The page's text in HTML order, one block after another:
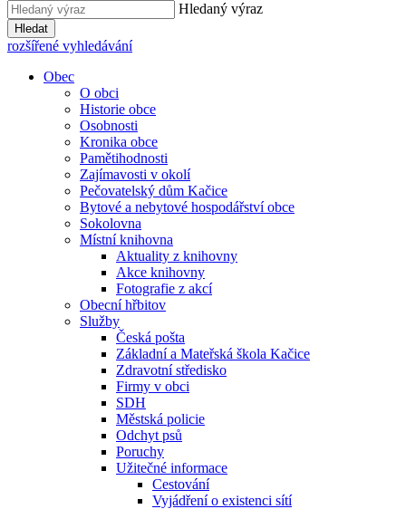
Hledaný výraz
Hledat
rozšířené vyhledávání
Obec
O obci
Historie obce
Osobnosti
Kronika obce
Pamětihodnosti
Zajímavosti v okolí
Pečovatelský dům Kačice
Bytové a nebytové hospodářství obce
Sokolovna
Místní knihovna
Aktuality z knihovny
Akce knihovny
Fotografie z akcí
Obecní hřbitov
Služby
Česká pošta
Základní a Mateřská škola Kačice
Zdravotní středisko
Firmy v obci
SDH
Městská policie
Odchyt psů
Poruchy
Užitečné informace
Cestování
Vyjádření o existenci sítí